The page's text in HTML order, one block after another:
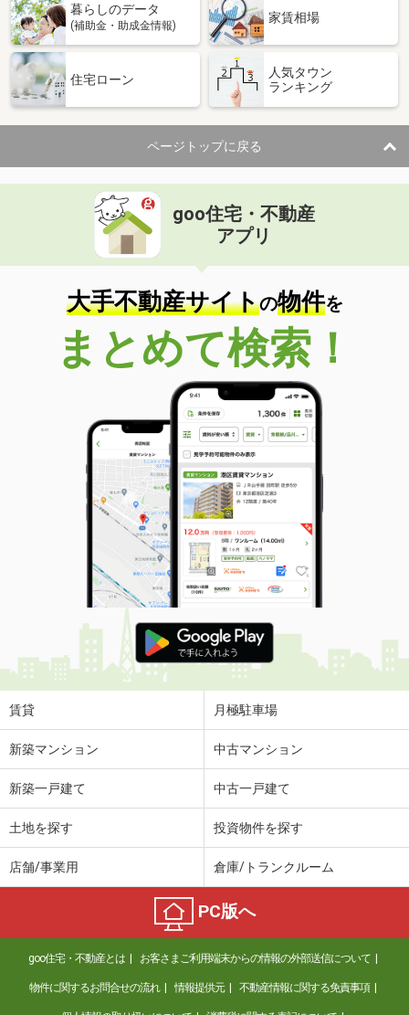
暮らしのデータ
(補助金・助成金情報)
家賃相場
住宅ローン
人気タウン
ランキング
ページトップに戻る
goo住宅・不動産
アプリ
大手不動産サイトの物件を
まとめて検索！
賃貸 月極駐車場
新築マンション 中古マンション
新築一戸建て 中古一戸建て
土地を探す 投資物件を探す
店舗/事業用 倉庫/トランクルーム
PC版へ
goo住宅・不動産とは お客さまご利用端末からの情報の外部送信について
物件に関するお問合せの流れ 情報提供元 不動産情報に関する免責事項